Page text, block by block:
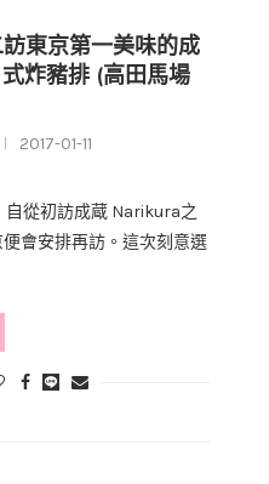
東京第一美味的成
炸豬排 (高田馬場
2017-01-11
自從初訪成蔵 Narikura之
會安排再訪。這次刻意選